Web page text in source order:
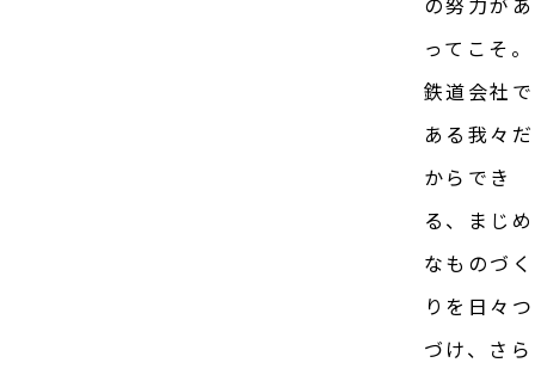
ってこそ。
鉄道会社で
ある我々だ
からでき
る、まじめ
なものづく
りを日々つ
づけ、さら